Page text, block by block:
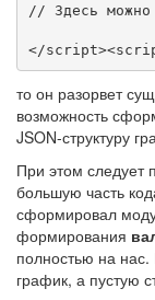
// Здесь можно
</
то он разорвет
возможность
JSON-структуру
При этом следует
большую часть
сформировал
формирования
полностью на
график, а пустую